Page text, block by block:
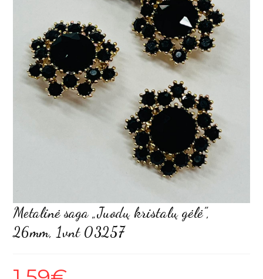
Metalinė saga „Juodų kristalų gėlė”,
26mm, 1vnt 03257